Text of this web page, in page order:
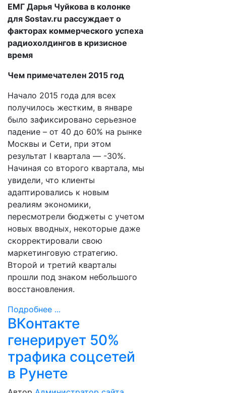
ЕМГ Дарья Чуйкова в колонке
для Sostav.ru рассуждает о
факторах коммерческого успеха
радиохолдингов в кризисное
время
Чем примечателен 2015 год
Начало 2015 года для всех
получилось жестким, в январе
было зафиксировано серьезное
падение – от 40 до 60% на рынке
Москвы и Сети, при этом
результат I квартала — -30%.
Начиная со второго квартала, мы
увидели, что клиенты
адаптировались к новым
реалиям экономики,
пересмотрели бюджеты с учетом
новых вводных, некоторые даже
скорректировали свою
маркетинговую стратегию.
Второй и третий кварталы
прошли под знаком небольшого
восстановления.
Подробнее ...
ВКонтакте
генерирует 50%
трафика соцсетей
в Рунете